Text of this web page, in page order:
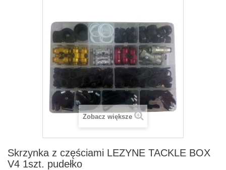
Zobacz większe
Skrzynka z częściami LEZYNE TACKLE BOX
V4 1szt. pudełko